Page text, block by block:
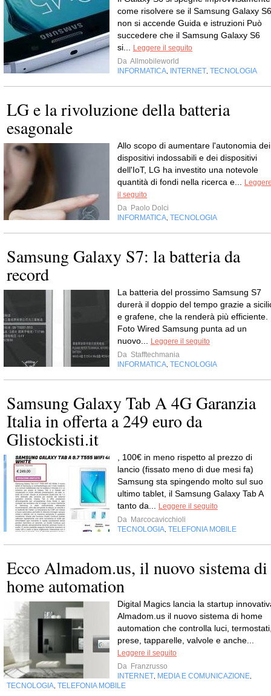
come risolvere se il Samsung Galaxy S6
non si accende Guida e istruzioni Può
succedere che il Samsung Galaxy S6
si...
Leggere il seguito
Da Allmobileworld
INFORMATICA
INTERNET TECNOLOGIA
LG e la rivoluzione della batteria
esagonale
Allo scopo di aumentare l'autonomia dei
dispositivi indossabili e dei dispositivi
dell'IoT, LG ha investito una notevole
quantità di fondi nella ricerca e...
il seguito
Da Paolo Dolci
INFORMATICA TECNOLOGIA
Samsung Galaxy S7: la batteria da
record
La batteria del prossimo Samsung S7
durerà il doppio del tempo grazie a
e grafene, che la renderà più efficiente.
Foto Wired Samsung punta ad un
nuovo...
Leggere il seguito
Da Stafftechmania
INFORMATICA TECNOLOGIA
Samsung Galaxy Tab A 4G Garanzia
Italia in offerta a 249 euro da
Glistockisti.it
, 100€ in meno rispetto al prezzo di
lancio (fissato meno di due mesi fa)
Samsung sta spingendo molto sul suo
ultimo tablet, il Samsung Galaxy Tab A
tanto da...
Leggere il seguito
Da Marcocavicchioli
TECNOLOGIA TELEFONIA MOBILE
Ecco Almadom.us, il nuovo sistema di
home automation
Digital Magics lancia la startup
Almadom.us il nuovo sistema di home
automation che controlla luci,
prese, tapparelle, valvole e anche...
Leggere il seguito
Da Franzrusso
INTERNET MEDIA E COMUNICAZIONE
TECNOLOGIA TELEFONIA MOBILE